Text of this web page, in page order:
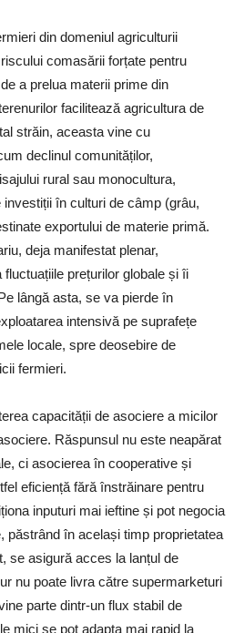
din domeniul agriculturii
comasării forțate pentru
a prelua materii prime din
facilitează agricultura de
străin, aceasta vine cu
declinul comunităților,
rural sau monocultura,
în culturi de câmp (grâu,
exportului de materie primă.
deja manifestat plenar,
prețurilor globale și îi
lângă asta, se va pierde în
intensivă pe suprafețe
locale, spre deosebire de
fermieri.
capacității de asociere a micilor
Răspunsul nu este neapărat
ci asocierea în cooperative și
eficiență fără înstrăinare pentru
inputuri mai ieftine și pot negocia
păstrând în același timp proprietatea
se asigură acces la lanțul de
nu poate livra către supermarketuri
parte dintr-un flux stabil de
mici se pot adapta mai rapid la